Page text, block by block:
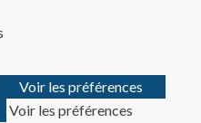
Voir les préférences
Voir les préférences